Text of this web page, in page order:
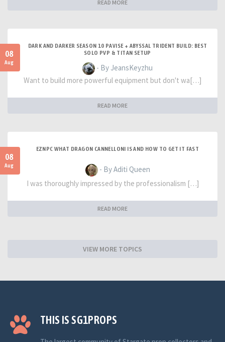
READ MORE
08
Aug
DARK AND DARKER SEASON 10 PAVISE + ABYSSAL TRIDENT BUILD: BEST
SOLO PVP & TITAN SETUP
- By JeansKeyzhu
Want to build more powerful equipment but don't wa[…]
READ MORE
08
Aug
EZNPC WHAT DRAGON CANNELLONI IS AND HOW TO GET IT FAST
- By Aditi Queen
I was thoroughly impressed by the professionalism […]
READ MORE
VIEW MORE TOPICS
THIS IS SG1PROPS